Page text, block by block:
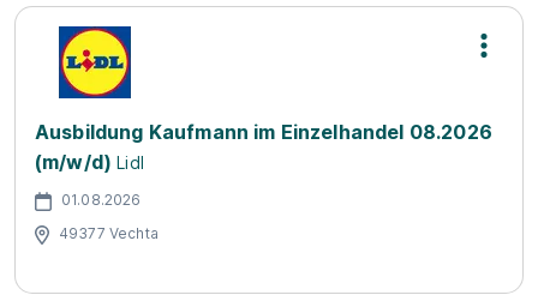
Ausbildung Kaufmann im Einzelhandel 08.2026
(m/w/d) Lidl
01.08.2026
49377 Vechta